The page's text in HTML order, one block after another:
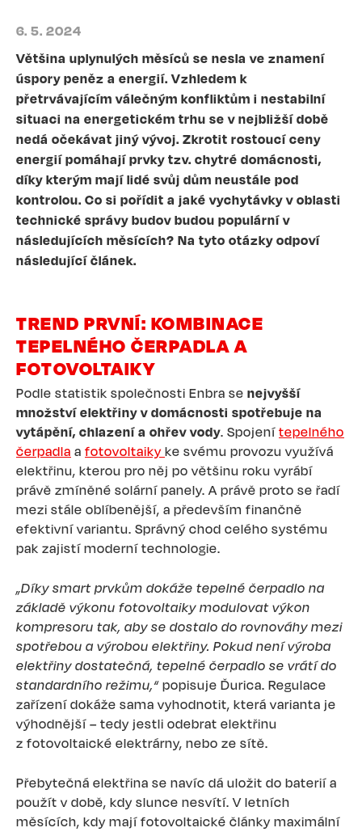
6. 5. 2024
Většina uplynulých měsíců se nesla ve znamení
úspory peněz a energií. Vzhledem k
přetrvávajícím válečným konfliktům i nestabilní
situaci na energetickém trhu se v nejbližší době
nedá očekávat jiný vývoj. Zkrotit rostoucí ceny
energií pomáhají prvky tzv. chytré domácnosti,
díky kterým mají lidé svůj dům neustále pod
kontrolou. Co si pořídit a jaké vychytávky v oblasti
technické správy budov budou populární v
následujících měsících? Na tyto otázky odpoví
následující článek.
TREND PRVNÍ: KOMBINACE
TEPELNÉHO ČERPADLA A
FOTOVOLTAIKY
Podle statistik společnosti Enbra se nejvyšší
množství elektřiny v domácnosti spotřebuje na
vytápění, chlazení a ohřev vody. Spojení tepelného
čerpadla a fotovoltaiky ke svému provozu využívá
elektřinu, kterou pro něj po většinu roku vyrábí
právě zmíněné solární panely. A právě proto se řadí
mezi stále oblíbenější, a především finančně
efektivní variantu. Správný chod celého systému
pak zajistí moderní technologie.
„Díky smart prvkům dokáže tepelné čerpadlo na
základě výkonu fotovoltaiky modulovat výkon
kompresoru tak, aby se dostalo do rovnováhy mezi
spotřebou a výrobou elektřiny. Pokud není výroba
elektřiny dostatečná, tepelné čerpadlo se vrátí do
standardního režimu,“ popisuje Ďurica. Regulace
zařízení dokáže sama vyhodnotit, která varianta je
výhodnější – tedy jestli odebrat elektřinu
z fotovoltaické elektrárny, nebo ze sítě.
Přebytečná elektřina se navíc dá uložit do baterií a
použít v době, kdy slunce nesvítí. V letních
měsících, kdy mají fotovoltaické články maximální